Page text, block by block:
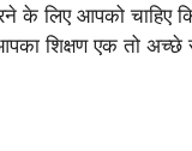
के लिए आपको
शिक्षण एक तो अच्छे से